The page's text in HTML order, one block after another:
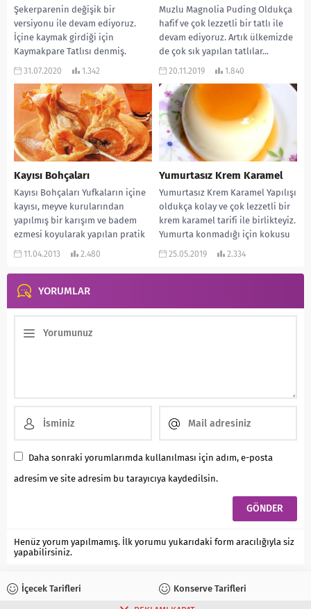
Şekerparenin değişik bir
versiyonu ile devam ediyoruz.
İçine kaymak girdiği için
Kaymakpare Tatlısı denmiş.
İnanılmaz lezzetli ve ağızda
31.07.2020 1.342
Muzlu Magnolia Puding Oldukça
hafif ve çok lezzetli bir tatlı ile
devam ediyoruz. Artık ülkemizde
de çok sık yapılan tatlılar...
20.11.2019 1.840
Kayısı Bohçaları
Kayısı Bohçaları Yufkaların içine
kayısı, meyve kurularından
yapılmış bir karışım ve badem
ezmesi koyularak yapılan pratik
bir tatlı tarifi… MALZEMELERİ:...
11.04.2013 2.480
Yumurtasız Krem Karamel
Yumurtasız Krem Karamel Yapılışı
oldukça kolay ve çok lezzetli bir
krem karamel tarifi ile birlikteyiz.
Yumurta konmadığı için kokusu
da...
25.05.2019 2.334
YORUMLAR
Daha sonraki yorumlarımda kullanılması için adım, e-posta
adresim ve site adresim bu tarayıcıya kaydedilsin.
Henüz yorum yapılmamış. İlk yorumu yukarıdaki form aracılığıyla siz
yapabilirsiniz.
İçecek Tarifleri Konserve Tarifleri